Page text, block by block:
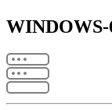
WINDOWS-